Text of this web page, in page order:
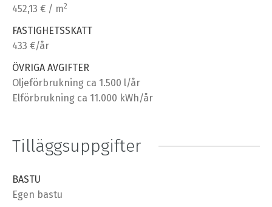
452,13 € / m2
FASTIGHETSSKATT
433 €/år
ÖVRIGA AVGIFTER
Oljeförbrukning ca 1.500 l/år
Elförbrukning ca 11.000 kWh/år
Tilläggsuppgifter
BASTU
Egen bastu